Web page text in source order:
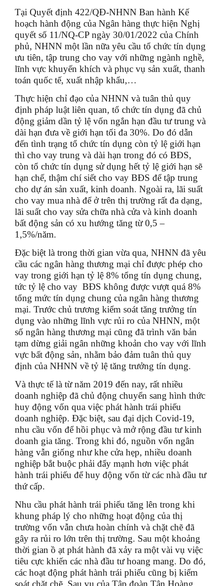
Tại Quyết định 422/QĐ-NHNN Ban hành Kế
hoạch hành động của Ngân hàng thực hiện Nghị
quyết số 11/NQ-CP ngày 30/01/2022 của Chính
phủ, NHNN một lần nữa yêu cầu tổ chức tín dụng
ưu tiên, tập trung cho vay với những ngành nghề,
lĩnh vực khuyến khích và phục vụ sản xuất, thanh
toán quốc tế, xuất nhập khẩu,…
Thực hiện chỉ đạo của NHNN và tuân thủ quy
định pháp luật liên quan, tổ chức tín dụng đã chủ
động giảm dần tỷ lệ vốn ngắn hạn đầu tư trung và
dài hạn đưa về giới hạn tối đa 30%. Do đó dẫn
đến tình trạng tổ chức tín dụng còn tỷ lệ giới hạn
thì cho vay trung và dài hạn trong đó có BĐS,
còn tổ chức tín dụng sử dụng hết tỷ lệ giới hạn sẽ
hạn chế, thậm chí siết cho vay BĐS để tập trung
cho dự án sản xuất, kinh doanh. Ngoài ra, lãi suất
cho vay mua nhà để ở trên thị trường rất đa dạng,
lãi suất cho vay sửa chữa nhà cửa và kinh doanh
bất động sản có xu hướng tăng từ 0,5 –
1,5%/năm.
Đặc biệt là trong thời gian vừa qua, NHNN đã yêu
cầu các ngân hàng thương mại chỉ được phép cho
vay trong giới hạn tỷ lệ 8% tổng tín dụng chung,
tức tỷ lệ cho vay BĐS không được vượt quá 8%
tổng mức tín dụng chung của ngân hàng thương
mại. Trước chủ trương kiểm soát tăng trưởng tín
dụng vào những lĩnh vực rủi ro của NHNN, một
số ngân hàng thương mại cũng đã trình văn bản
tạm dừng giải ngân những khoản cho vay với lĩnh
vực bất động sản, nhằm bảo đảm tuân thủ quy
định của NHNN về tỷ lệ tăng trưởng tín dụng.
Và thực tế là từ năm 2019 đến nay, rất nhiều
doanh nghiệp đã chủ động chuyển sang hình thức
huy động vốn qua việc phát hành trái phiếu
doanh nghiệp. Đặc biệt, sau đại dịch Covid-19,
nhu cầu vốn để hồi phục và mở rộng đầu tư kinh
doanh gia tăng. Trong khi đó, nguồn vốn ngân
hàng vẫn giống như khe cửa hẹp, nhiều doanh
nghiệp bắt buộc phải đẩy mạnh hơn việc phát
hành trái phiếu để huy động vốn từ các nhà đầu tư
thứ cấp.
Nhu cầu phát hành trái phiếu tăng lên trong khi
khung pháp lý cho những hoạt động của thị
trường vốn vẫn chưa hoàn chính và chặt chẽ đã
gây ra rủi ro lớn trên thị trường. Sau một khoảng
thời gian ồ ạt phát hành đã xảy ra một vài vụ việc
tiêu cực khiến các nhà đầu tư hoang mang. Do đó,
các hoạt động phát hành trái phiếu cũng bị kiểm
soát chặt chẽ. Sau vụ của Tập đoàn Tân Hoàng